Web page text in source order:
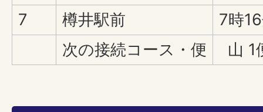
7
樽井駅前
7時
次の接続コース・便
山 1